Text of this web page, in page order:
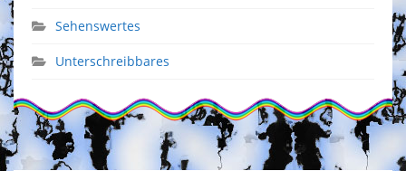
Sehenswertes
Unterschreibbares